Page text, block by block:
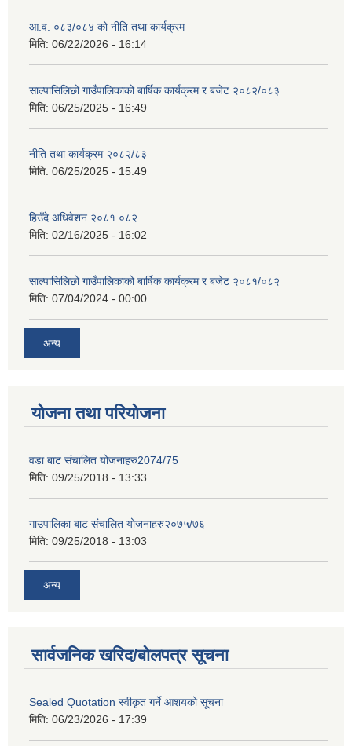
आ.व. ०८३/०८४ को नीति तथा कार्यक्रम
मिति: 06/22/2026 - 16:14
साल्पासिलिछो गाउँपालिकाको बार्षिक कार्यक्रम र बजेट २०८२/०८३
मिति: 06/25/2025 - 16:49
नीति तथा कार्यक्रम २०८२/८३
मिति: 06/25/2025 - 15:49
हिउँदे अधिवेशन २०८१ ०८२
मिति: 02/16/2025 - 16:02
साल्पासिलिछो गाउँपालिकाको बार्षिक कार्यक्रम र बजेट २०८१/०८२
मिति: 07/04/2024 - 00:00
अन्य
योजना तथा परियोजना
वडा बाट संचालित योजनाहरु2074/75
मिति: 09/25/2018 - 13:33
गाउपालिका बाट संचालित योजनाहरु२०७५/७६
मिति: 09/25/2018 - 13:03
अन्य
सार्वजनिक खरिद/बोलपत्र सूचना
Sealed Quotation स्वीकृत गर्ने आशयको सूचना
मिति: 06/23/2026 - 17:39